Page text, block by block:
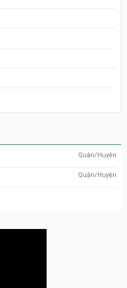
Quận/Huyện
Quận/Huyện